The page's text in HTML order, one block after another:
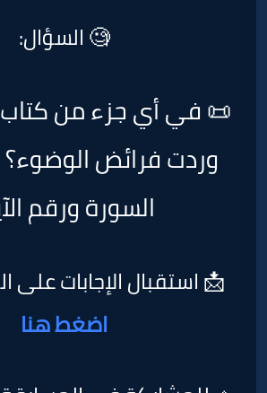
جزء من كتاب الله تعالى
الوضوء؟ اذكر اسم
السورة ورقم الآية.
الإجابات على الرابط التالي: